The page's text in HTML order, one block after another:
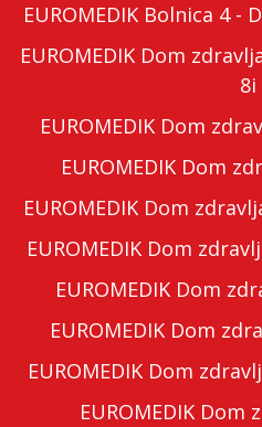
EUROMEDIK Bolnica 4 -
EUROMEDIK Dom
8i
EUROMEDIK Dom
EUROMEDIK Dom
EUROMEDIK Dom
EUROMEDIK Dom
EUROMEDIK Dom
EUROMEDIK Dom
EUROMEDIK Dom
EUROMEDIK Dom